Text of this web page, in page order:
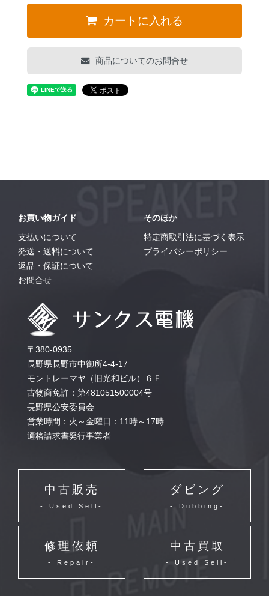
カートに入れる
商品についてのお問合せ
お買い物ガイド
支払いについて
発送・送料について
返品・保証について
お問合せ
そのほか
特定商取引法に基づく表示
プライバシーポリシー
〒380-0935
長野県長野市中御所4-4-17
モントレーマヤ（旧光和ビル）６Ｆ
古物商免許：第481051500004号
長野県公安委員会
営業時間：火～金曜日：11時～17時
適格請求書発行事業者
中古販売
- Used Sell-
ダビング
- Dubbing-
修理依頼
- Repair-
中古買取
- Used Sell-